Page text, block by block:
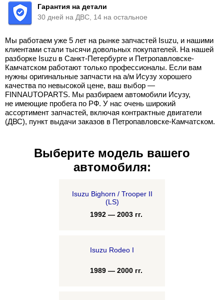
Гарантия на детали
30 дней на ДВС, 14 на остальное
Мы работаем уже 5 лет на рынке запчастей Isuzu, и нашими
клиентами стали тысячи довольных покупателей. На нашей
разборке Isuzu в Санкт-Петербурге и Петропавловске-
Камчатском работают только профессионалы. Если вам
нужны оригинальные запчасти на а/м Исузу хорошего
качества по невысокой цене, ваш выбор —
FINNAUTOPARTS. Мы разбираем автомобили Исузу,
не имеющие пробега по РФ. У нас очень широкий
ассортимент запчастей, включая контрактные двигатели
(ДВС), пункт выдачи заказов в Петропавловске-Камчатском.
Выберите модель вашего
автомобиля:
Isuzu Bighorn / Trooper II
(LS)
1992 — 2003 гг.
Isuzu Rodeo I
1989 — 2000 гг.